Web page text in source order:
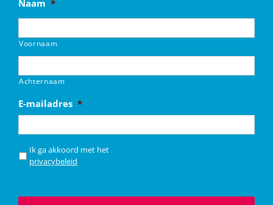
Naam *
Voornaam
Achternaam
E-mailadres *
Ik ga akkoord met het
privacybeleid